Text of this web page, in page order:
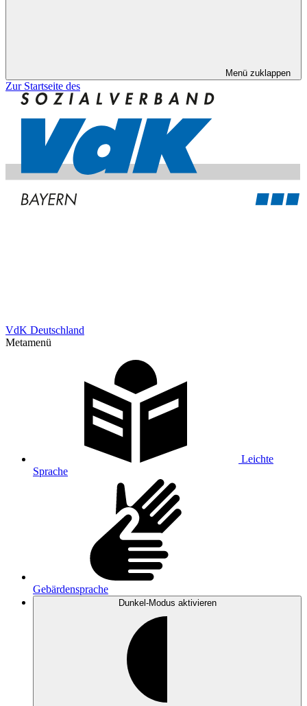
Menü zuklappen
Zur Startseite des
VdK Deutschland
Metamenü
Leichte
Sprache
Gebärdensprache
Dunkel-Modus aktivieren